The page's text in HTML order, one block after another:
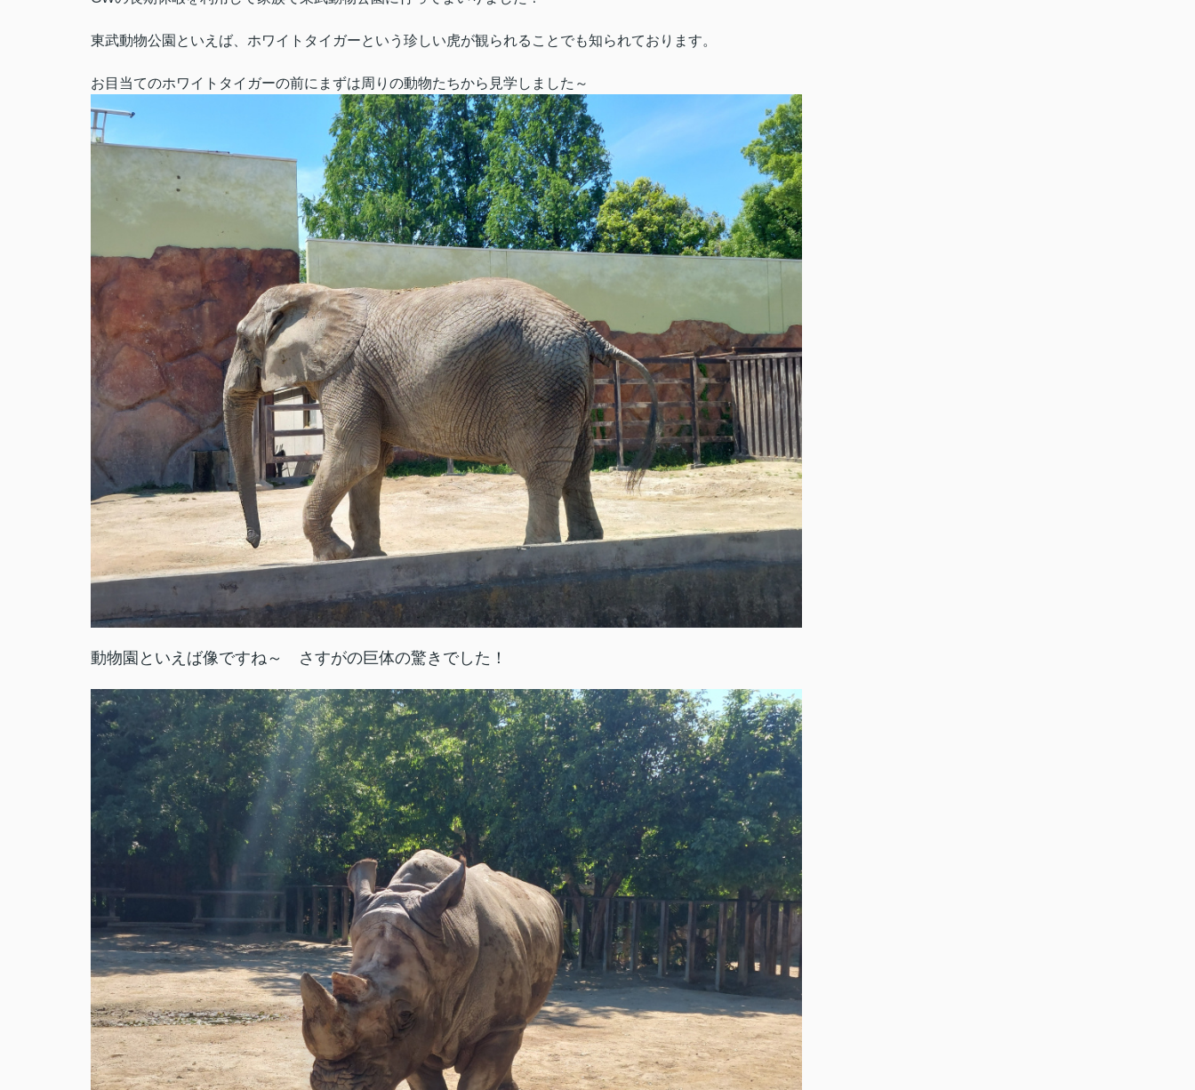
東武動物公園といえば、ホワイトタイガーという珍しい虎が観られることでも知られております。
お目当てのホワイトタイガーの前にまずは周りの動物たちから見学しました～
動物園といえば像ですね～ さすがの巨体の驚きでした！